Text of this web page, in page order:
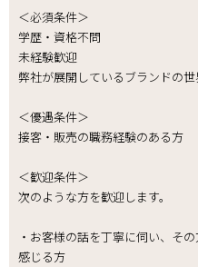
＜必須条件＞
学歴・資格不問
未経験歓迎
弊社が展開しているブランドの
＜優遇条件＞
接客・販売の職務経験のある方
＜歓迎条件＞
次のような方を歓迎します。
・お客様の話を丁寧に伺い、そ
感じる方